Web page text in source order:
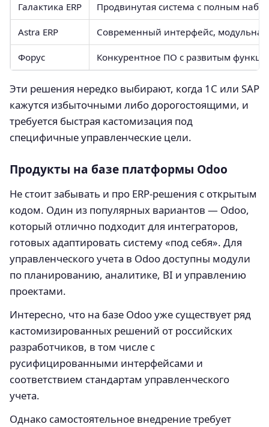
Галактика ERP Продвинутая система с полным
Astra ERP Современный интерфейс, модульная
Форус Конкурентное ПО с развитым
Эти решения нередко выбирают, когда 1С или SAP
кажутся избыточными либо дорогостоящими, и
требуется быстрая кастомизация под
специфичные управленческие цели.
Продукты на базе платформы Odoo
Не стоит забывать и про ERP-решения с открытым
кодом. Один из популярных вариантов — Odoo,
который отлично подходит для интеграторов,
готовых адаптировать систему «под себя». Для
управленческого учета в Odoo доступны модули
по планированию, аналитике, BI и управлению
проектами.
Интересно, что на базе Odoo уже существует ряд
кастомизированных решений от российских
разработчиков, в том числе с
русифицированными интерфейсами и
соответствием стандартам управленческого
учета.
Однако самостоятельное внедрение требует